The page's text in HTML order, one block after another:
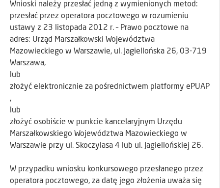
Wnioski należy przesłać jedną z wymienionych metod:
przesłać przez operatora pocztowego w rozumieniu
ustawy z 23 listopada 2012 r. – Prawo pocztowe na
adres: Urząd Marszałkowski Województwa
Mazowieckiego w Warszawie, ul. Jagiellońska 26, 03-719
Warszawa,
lub
złożyć elektronicznie za pośrednictwem platformy ePUAP
,
lub
złożyć osobiście w punkcie kancelaryjnym Urzędu
Marszałkowskiego Województwa Mazowieckiego w
Warszawie przy ul. Skoczylasa 4 lub ul. Jagiellońskiej 26.
W przypadku wniosku konkursowego przesłanego przez
operatora pocztowego, za datę jego złożenia uważa się